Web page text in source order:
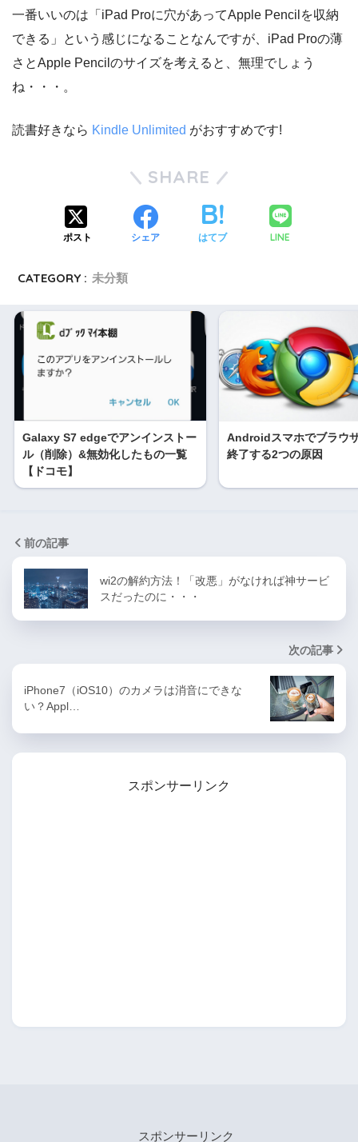
一番いいのは「iPad Proに穴があってApple Pencilを収納
できる」という感じになることなんですが、iPad Proの薄
さとApple Pencilのサイズを考えると、無理でしょう
ね・・・。
読書好きなら Kindle Unlimited がおすすめです!
SHARE
ポスト シェア はてブ LINE
CATEGORY : 未分類
Galaxy S7 edgeでアンインストー
ル（削除）&無効化したもの一覧
【ドコモ】
Androidスマホでブラウ
終了する2つの原因
前の記事
wi2の解約方法！「改悪」がなければ神サービ
スだったのに・・・
次の記事
iPhone7（iOS10）のカメラは消音にできな
い？Appl…
スポンサーリンク
スポンサーリンク